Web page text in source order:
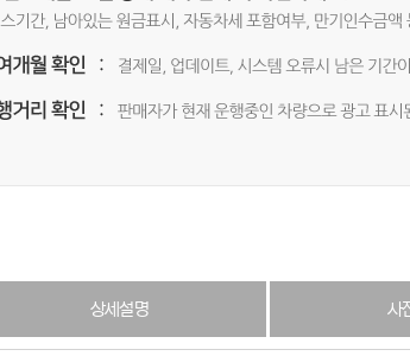
상세설명 사